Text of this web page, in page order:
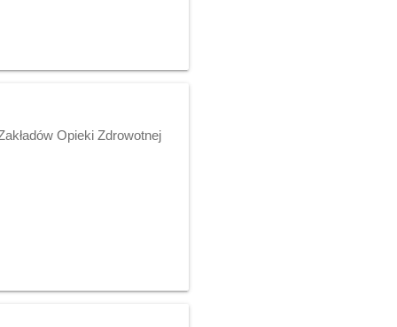
Opieki Zdrowotnej